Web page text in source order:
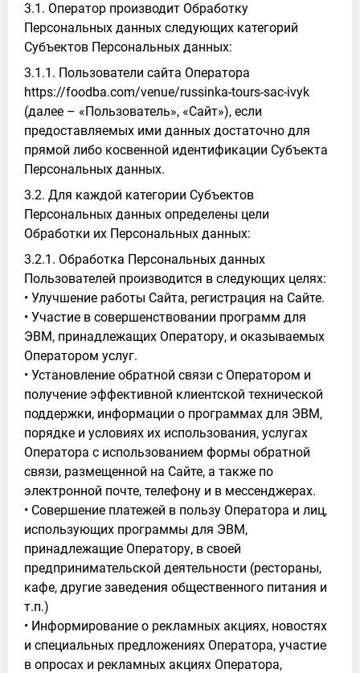
3.1. Оператор производит Обработку
Персональных данных следующих категорий
Субъектов Персональных данных:
3.1.1. Пользователи сайта Оператора
https://foodba.com/venue/russinka-tours-sac-ivyk
(далее – «Пользователь», «Сайт»), если
предоставляемых ими данных достаточно для
прямой либо косвенной идентификации Субъекта
Персональных данных.
3.2. Для каждой категории Субъектов
Персональных данных определены цели
Обработки их Персональных данных:
3.2.1. Обработка Персональных данных
Пользователей производится в следующих целях:
• Улучшение работы Сайта, регистрация на Сайте.
• Участие в совершенствовании программ для
ЭВМ, принадлежащих Оператору, и оказываемых
Оператором услуг.
• Установление обратной связи с Оператором и
получение эффективной клиентской технической
поддержки, информации о программах для ЭВМ,
порядке и условиях их использования, услугах
Оператора с использованием формы обратной
связи, размещенной на Сайте, а также по
электронной почте, телефону и в мессенджерах.
• Совершение платежей в пользу Оператора и лиц,
использующих программы для ЭВМ,
принадлежащие Оператору, в своей
предпринимательской деятельности (рестораны,
кафе, другие заведения общественного питания и
т.п.)
• Информирование о рекламных акциях, новостях
и специальных предложениях Оператора, участие
в опросах и рекламных акциях Оператора,